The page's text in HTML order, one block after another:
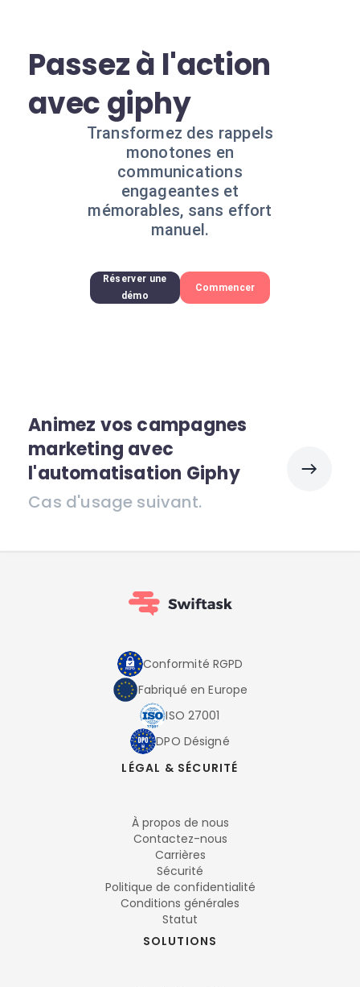
Passez à l'action
avec giphy
Transformez des rappels
monotones en
communications
engageantes et
mémorables, sans effort
manuel.
Réserver une
démo
Commencer
Animez vos campagnes
marketing avec
l'automatisation Giphy
Cas d'usage suivant.
Conformité RGPD
Fabriqué en Europe
ISO 27001
DPO Désigné
LÉGAL & SÉCURITÉ
À propos de nous
Contactez-nous
Carrières
Sécurité
Politique de confidentialité
Conditions générales
Statut
SOLUTIONS